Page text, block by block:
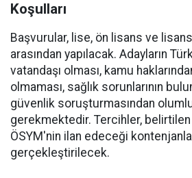
Koşulları
Başvurular, lise, ön lisans ve
arasından yapılacak. Adayların
vatandaşı olması, kamu
olmaması, sağlık sorunlarının
güvenlik soruşturmasından
gerekmektedir. Tercihler, belirtilen
ÖSYM'nin ilan edeceği
gerçekleştirilecek.